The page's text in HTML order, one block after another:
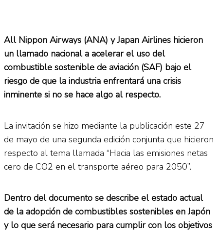
All Nippon Airways (ANA) y Japan Airlines hicieron
un llamado nacional a acelerar el uso del
combustible sostenible de aviación (SAF) bajo el
riesgo de que la industria enfrentará una crisis
inminente si no se hace algo al respecto.
La invitación se hizo mediante la publicación este 27
de mayo de una segunda edición conjunta que hicieron
respecto al tema llamada “Hacia las emisiones netas
cero de CO2 en el transporte aéreo para 2050”.
Dentro del documento se describe el estado actual
de la adopción de combustibles sostenibles en Japón
y lo que será necesario para cumplir con los objetivos